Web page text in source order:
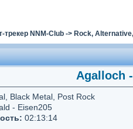
трекер NNM-Club-> Rock,
Agalloch
Black Metal, Post Rock
- Eisen205
02:13:14